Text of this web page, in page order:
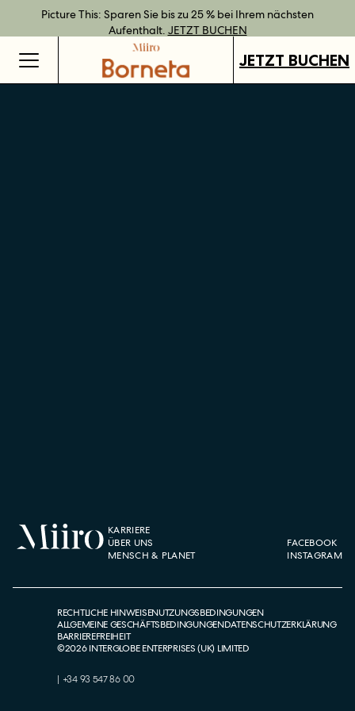
Picture This: Sparen Sie bis zu 25 % bei Ihrem nächsten
Aufenthalt. JETZT BUCHEN
Direkt buchen und Vorteile mit unseren flexiblen Tarifen
genießen.MEHR ERFAHREN
Geschenkgutscheine jetzt an all unseren Standorten verfügbar.
GUTSCHEINE KAUFEN
Bestpreisgarantie bei Direktbuchung.JETZT BUCHEN
JETZT BUCHEN
KARRIERE
ÜBER UNS
MENSCH & PLANET
FACEBOOK
INSTAGRAM
RECHTLICHE HINWEISENUTZUNGSBEDINGUNGEN
ALLGEMEINE GESCHÄFTSBEDINGUNGENDATENSCHUTZERKLÄRUNG
BARRIEREFREIHEIT
©2026INTERGLOBE ENTERPRISES (UK) LIMITED
| +34 93 547 86 00